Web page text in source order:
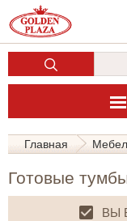
Главная
Готовые
ВЫ